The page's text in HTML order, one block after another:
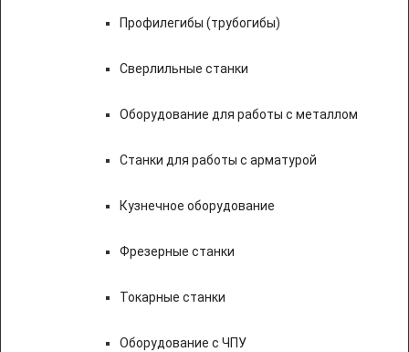
Профилегибы (трубогибы)
Сверлильные станки
Оборудование для работы с металлом
Станки для работы с арматурой
Кузнечное оборудование
Фрезерные станки
Токарные станки
Оборудование с ЧПУ